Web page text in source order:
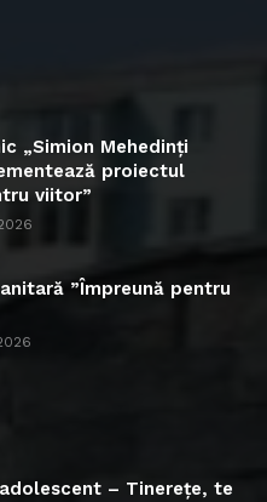
„Simion Mehedinți
proiectul
viitor”
”Împreună pentru
– Tinerețe, te